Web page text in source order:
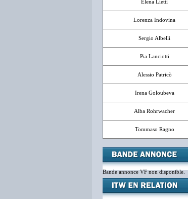
Elena Lietti
Lorenza Indovina
Sergio Albelli
Pia Lanciotti
Alessio Patricò
Irena Goloubeva
Alba Rohrwacher
Tommaso Ragno
Bande annonce VF non disponible.